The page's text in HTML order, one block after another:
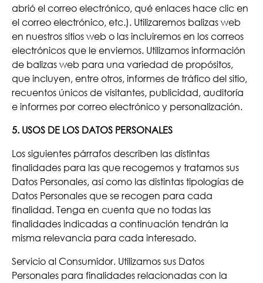
abrió el correo electrónico, qué enlaces hace clic en
el correo electrónico, etc.). Utilizaremos balizas web
en nuestros sitios web o las incluiremos en los correos
electrónicos que le enviemos. Utilizamos información
de balizas web para una variedad de propósitos,
que incluyen, entre otros, informes de tráfico del sitio,
recuentos únicos de visitantes, publicidad, auditoría
e informes por correo electrónico y personalización.
5. USOS DE LOS DATOS PERSONALES
Los siguientes párrafos describen las distintas
finalidades para las que recogemos y tratamos sus
Datos Personales, así como las distintas tipologías de
Datos Personales que se recogen para cada
finalidad. Tenga en cuenta que no todas las
finalidades indicadas a continuación tendrán la
misma relevancia para cada interesado.
Servicio al Consumidor. Utilizamos sus Datos
Personales para finalidades relacionadas con la